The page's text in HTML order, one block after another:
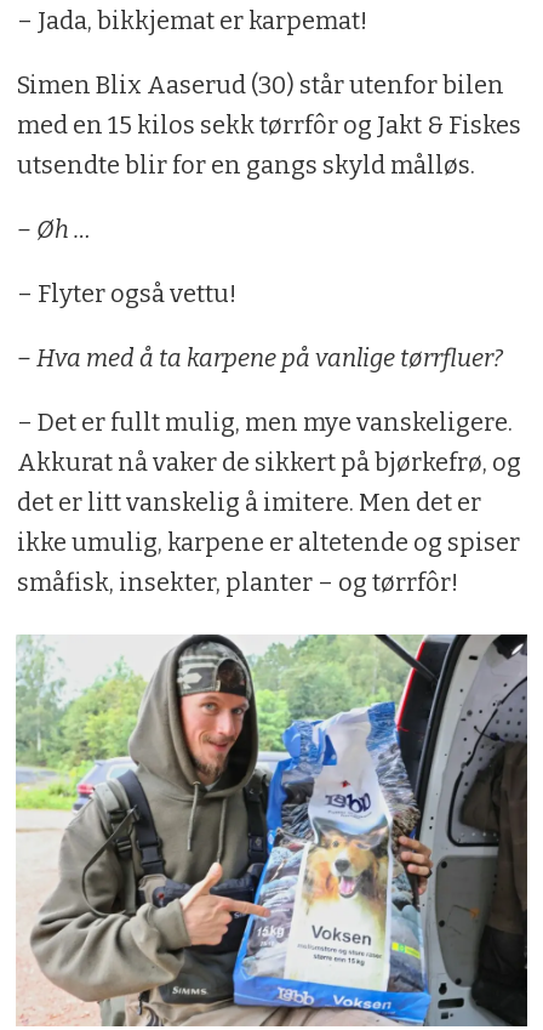
– Jada, bikkjemat er karpemat!
Simen Blix Aaserud (30) står utenfor bilen
med en 15 kilos sekk tørrfôr og Jakt & Fiskes
utsendte blir for en gangs skyld målløs.
– Øh …
– Flyter også vettu!
– Hva med å ta karpene på vanlige tørrfluer?
– Det er fullt mulig, men mye vanskeligere.
Akkurat nå vaker de sikkert på bjørkefrø, og
det er litt vanskelig å imitere. Men det er
ikke umulig, karpene er altetende og spiser
småfisk, insekter, planter – og tørrfôr!